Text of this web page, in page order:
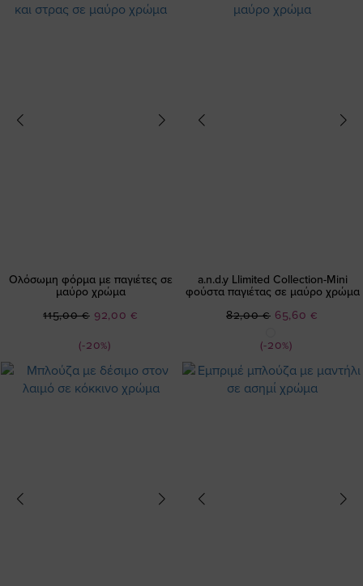
Ολόσωμη φόρμα με παγιέτες σε
μαύρο χρώμα
(-20%)
Ειδική
92,00 €
115,00 €
a.n.d.y Llimited Collection-Μini
φούστα παγιέτας σε μαύρο χρώμα
(-20%)
Ειδική
65,60 €
82,00 €